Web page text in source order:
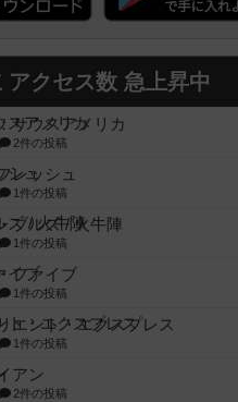
アクセス数 急上昇中
サウスアメリカ
2件の投稿
レッシュ
1件の投稿
ブルズ / 火牛陣
1件の投稿
ファイブ
1件の投稿
エント・エクスプレス
1件の投稿
アン
2件の投稿